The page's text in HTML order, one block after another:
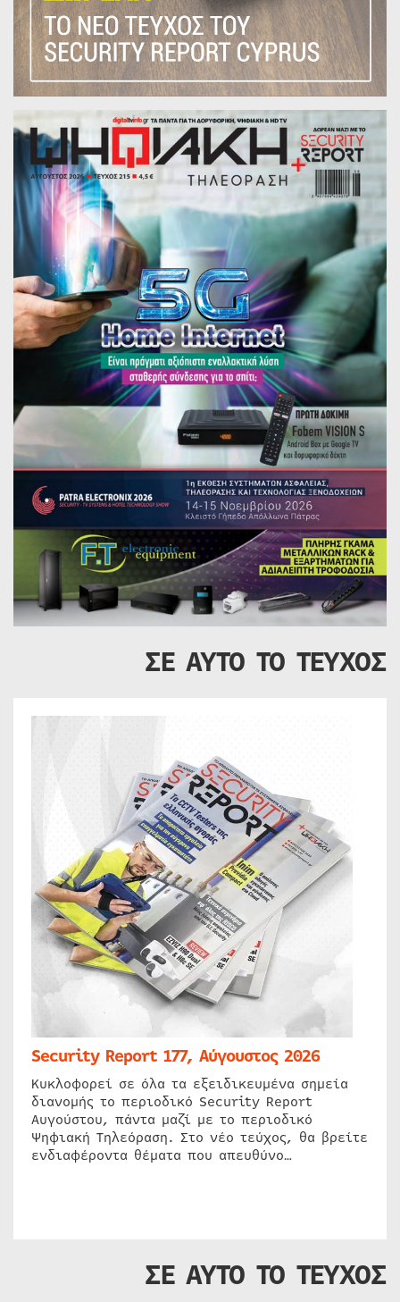
ΣΕ ΑΥΤΟ ΤΟ ΤΕΥΧΟΣ
Security Report 177, Αύγουστος 2026
Κυκλοφορεί σε όλα τα εξειδικευμένα σημεία
διανομής το περιοδικό Security Report
Αυγούστου, πάντα μαζί με το περιοδικό
Ψηφιακή Τηλεόραση. Στο νέο τεύχος, θα βρείτε
ενδιαφέροντα θέματα που απευθύνο…
ΣΕ ΑΥΤΟ ΤΟ ΤΕΥΧΟΣ